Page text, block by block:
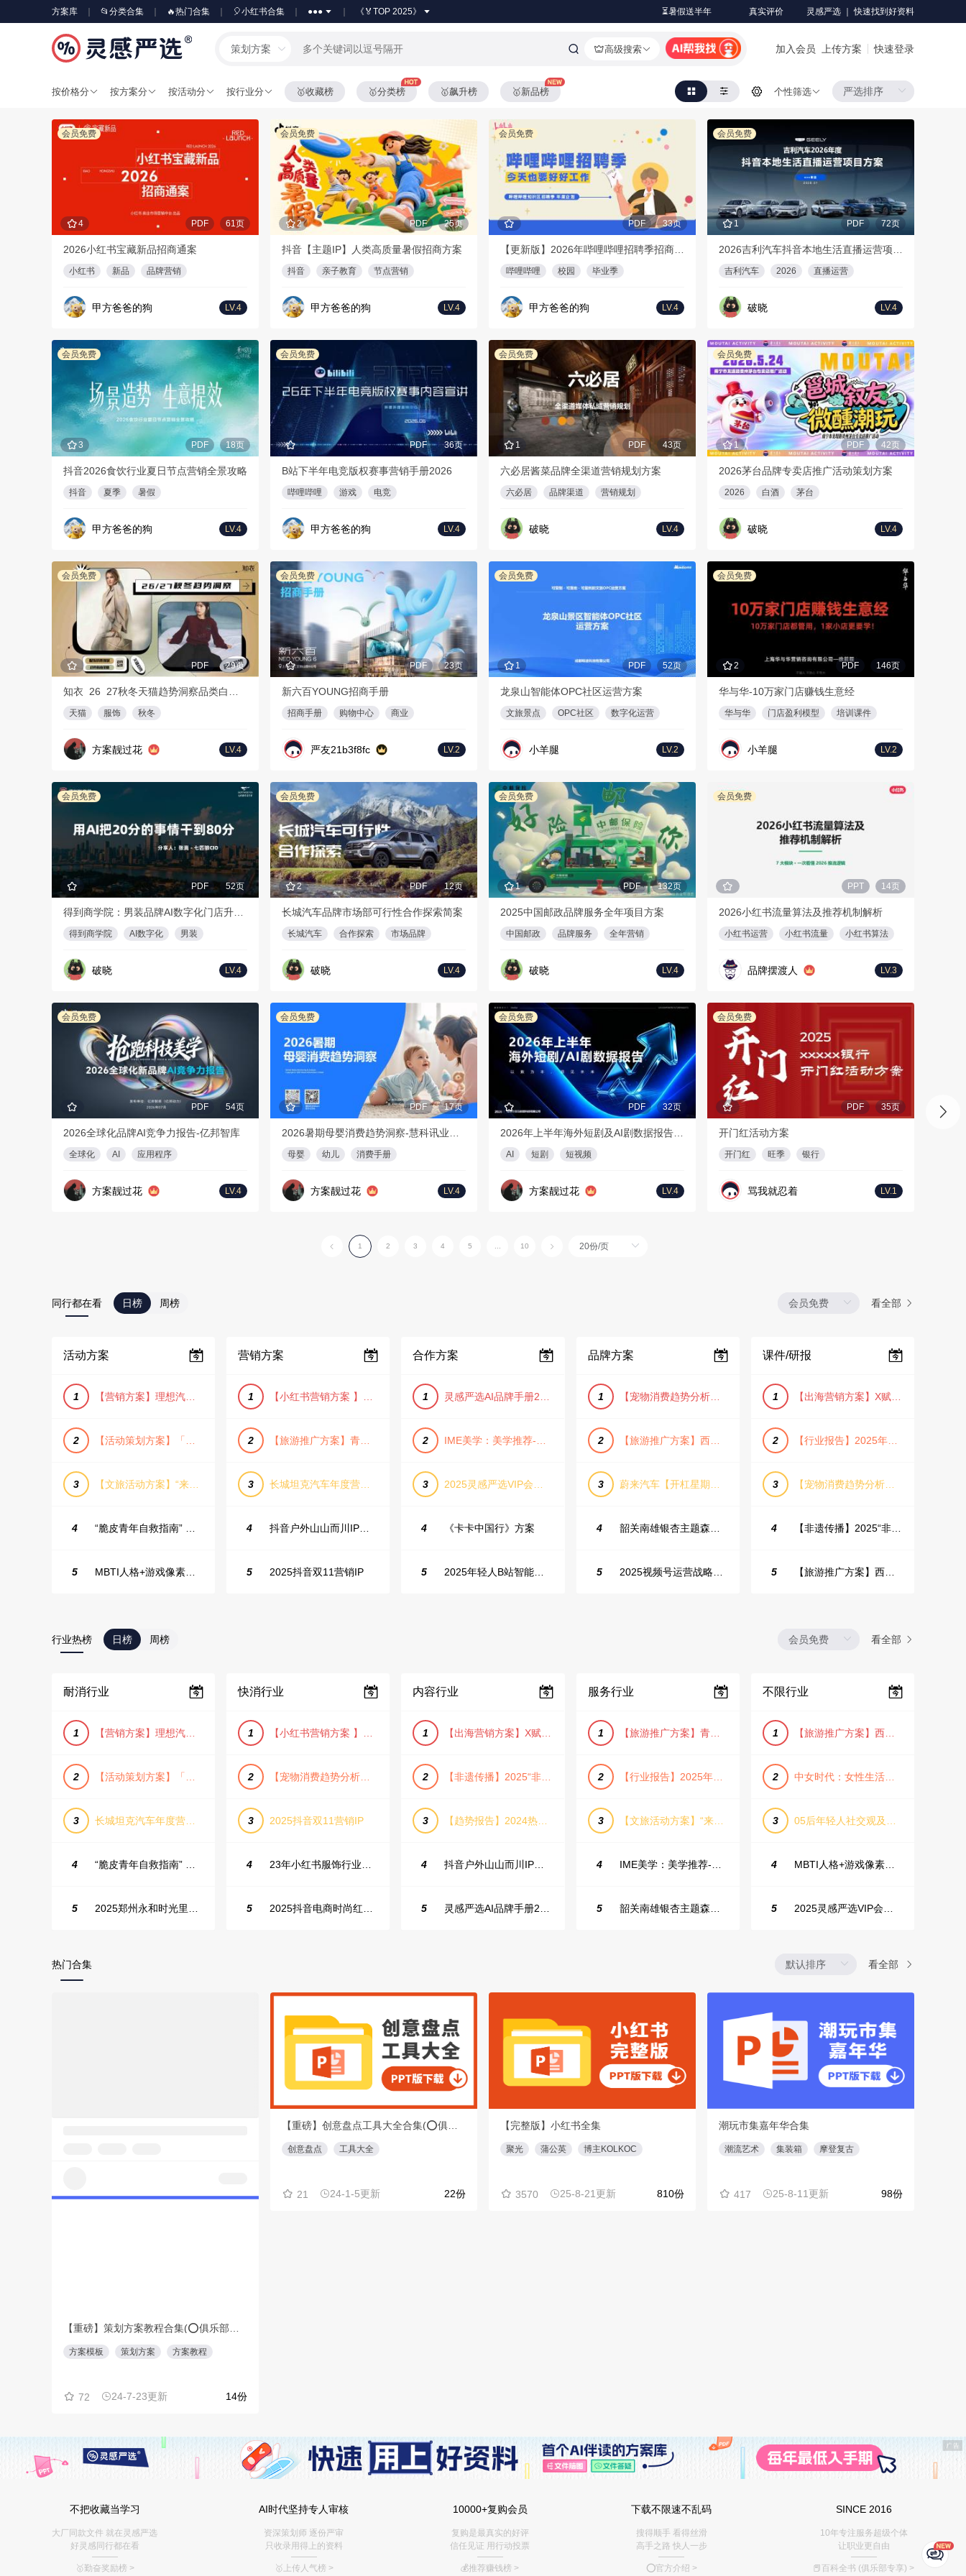
方案库 📂分类合集 🔥热门合集 🎈小红书合集 ●●● 《🏅TOP 2025》 ⏳暑假送半年 真实评价 灵感严选 ｜ 快速找到好资料
策划方案 高级搜索 加入会员 上传方案 快速登录
按价格分 按方案分 按活动分 按行业分 🥇收藏榜 🥇分类榜 🥇飙升榜 🥇新品榜 个性筛选
会员免费
4 PDF 61页
2026小红书宝藏新品招商通案
小红书 新品 品牌营销
甲方爸爸的狗 LV.4
会员免费
2 PDF 25页
抖音【主题IP】人类高质量暑假招商方案
抖音 亲子教育 节点营销
甲方爸爸的狗 LV.4
会员免费
PDF 33页
【更新版】2026年哔哩哔哩招聘季招商通案
哔哩哔哩 校园 毕业季
甲方爸爸的狗 LV.4
会员免费
1 PDF 72页
2026吉利汽车抖音本地生活直播运营项目方案
吉利汽车 2026 直播运营
破晓 LV.4
会员免费
3 PDF 18页
抖音2026食饮行业夏日节点营销全景攻略
抖音 夏季 暑假
甲方爸爸的狗 LV.4
会员免费
PDF 36页
B站下半年电竞版权赛事营销手册2026
哔哩哔哩 游戏 电竞
甲方爸爸的狗 LV.4
会员免费
1 PDF 43页
六必居酱菜品牌全渠道营销规划方案
六必居 品牌渠道 营销规划
破晓 LV.4
会员免费
1 PDF 42页
2026茅台品牌专卖店推广活动策划方案
2026 白酒 茅台
破晓 LV.4
会员免费
PDF 29页
天猫 服饰 秋冬
方案靓过花 LV.4
会员免费
PDF 23页
新六百YOUNG招商手册
招商手册 购物中心 商业
严友21b3f8fc LV.2
会员免费
1 PDF 52页
龙泉山智能体OPC社区运营方案
文旅景点 OPC社区 数字化运营
小羊腿 LV.2
会员免费
2 PDF 146页
华与华-10万家门店赚钱生意经
华与华 门店盈利模型 培训课件
小羊腿 LV.2
会员免费
PDF 52页
得到商学院 AI数字化 男装
破晓 LV.4
会员免费
2 PDF 12页
长城汽车品牌市场部可行性合作探索简案
长城汽车 合作探索 市场品牌
破晓 LV.4
会员免费
1 PDF 132页
2025中国邮政品牌服务全年项目方案
中国邮政 品牌服务 全年营销
破晓 LV.4
会员免费
PPT 14页
2026小红书流量算法及推荐机制解析
小红书运营 小红书流量 小红书算法
品牌摆渡人 LV.3
会员免费
PDF 54页
2026全球化品牌AI竞争力报告-亿邦智库
全球化 AI 应用程序
方案靓过花 LV.4
会员免费
PDF 17页
2026暑期母婴消费趋势洞察-慧科讯业Wisers
母婴 幼儿 消费手册
方案靓过花 LV.4
会员免费
PDF 32页
2026年上半年海外短剧及AI剧数据报告-DataEye
AI 短剧 短视频
方案靓过花 LV.4
会员免费
PDF 35页
开门红活动方案
开门红 旺季 银行
骂我就忍着 LV.1
1 2 3 4 5 ... 10
同行都在看 日榜 周榜 看全部
活动方案
1 【营销方案】理想汽车车主露营户外旅行保客活动策划方案
2 【活动策划方案】「团圆盛景」趣味中秋游园会活动策划方案
3 【文旅活动方案】“来和月亮撞个满怀”文旅景区中秋露营音乐会团建拓展方案
4 “脆皮青年自救指南” 五一城市解压生活节活动策划案
5 MBTI人格+游戏像素风主题企业年会
营销方案
1 【小红书营销方案 】2025小红书节日大促节点大促IP营销方案
2 【旅游推广方案】青岛城市活力与山海魅力旅游推广方案（PPT格式）
3 长城坦克汽车年度营销活动方案
4 抖音户外山山而川IP整合营销方案
5 2025抖音双11营销IP
合作方案
1 灵感严选AI品牌手册2025_9.0（下载原件更清晰）
2 IME美学：美学推荐-飞猪旅行春节营销通案
3 2025灵感严选VIP会员手册【向团队介绍/采购报销用】
4 《卡卡中国行》方案
5 2025年轻人B站智能生活家趋势报告
品牌方案
1 【宠物消费趋势分析方案】2025年宠物市场消费报告（创意风/橙色风/数据驱动）
2 【旅游推广方案】西安城市旅游介绍PPT（古风/文化/历史）
3 蔚来汽车【开杠星期三】栏目brief
4 韶关南雄银杏主题森林公园总体设计概念规划方案
5 2025视频号运营战略：数据驱动增长全景指南
课件/研报
1 【出海营销方案】X赋能全球决策链成就中国科技品牌2025年营销方案（PDF格式）
2 【行业报告】2025年Q1证券行业薪酬趋势分析
3 【宠物消费趋势分析方案】2025年宠物市场消费报告（创意风/橙色风/数据驱动）
4 【非遗传播】2025“非遗融入现代生活”互联网平台助力非遗传播与消费专题报告（PDF格式）
5 【旅游推广方案】西安城市旅游介绍PPT（古风/文化/历史）
行业热榜 日榜 周榜 看全部
耐消行业
1 【营销方案】理想汽车车主露营户外旅行保客活动策划方案
2 【活动策划方案】「团圆盛景」趣味中秋游园会活动策划方案
3 长城坦克汽车年度营销活动方案
4 “脆皮青年自救指南” 五一城市解压生活节活动策划案
5 2025郑州永和时光里高校街舞大赛活动策划方案
快消行业
1 【小红书营销方案 】2025小红书节日大促节点大促IP营销方案
2 【宠物消费趋势分析方案】2025年宠物市场消费报告（创意风/橙色风/数据驱动）
3 2025抖音双11营销IP
4 23年小红书服饰行业蒲公英投放指南
5 2025抖音电商时尚红人之书
内容行业
1 【出海营销方案】X赋能全球决策链成就中国科技品牌2025年营销方案（PDF格式）
2 【非遗传播】2025“非遗融入现代生活”互联网平台助力非遗传播与消费专题报告（PDF格式）
3 【趋势报告】2024热议话题人群新趋势分析
4 抖音户外山山而川IP整合营销方案
5 灵感严选AI品牌手册2025_9.0（下载原件更清晰）
服务行业
1 【旅游推广方案】青岛城市活力与山海魅力旅游推广方案（PPT格式）
2 【行业报告】2025年Q1证券行业薪酬趋势分析
3 【文旅活动方案】“来和月亮撞个满怀”文旅景区中秋露营音乐会团建拓展方案
4 IME美学：美学推荐-飞猪旅行春节营销通案
5 韶关南雄银杏主题森林公园总体设计概念规划方案
不限行业
1 【旅游推广方案】西安城市旅游介绍PPT（古风/文化/历史）
2 中女时代：女性生活方式及消费洞察
3 05后年轻人社交观及行为研究2025
4 MBTI人格+游戏像素风主题企业年会
5 2025灵感严选VIP会员手册【向团队介绍/采购报销用】
热门合集 看全部
72 24-7-23更新 14份
创意盘点 工具大全
21 24-1-5更新 22份
【完整版】小红书全集
聚光 蒲公英 博主KOLKOC
3570 25-8-21更新 810份
潮玩市集嘉年华合集
潮流艺术 集装箱 摩登复古
417 25-8-11更新 98份
不把收藏当学习
大厂同款文件 就在灵感严选
好灵感同行都在看
———
🥇勤奋奖励榜 >
AI时代坚持专人审核
资深策划师 逐份严审
只收录用得上的资料
———
🥇上传人气榜 >
10000+复购会员
复购是最真实的好评
信任见证 用行动投票
———
💰推荐赚钱榜 >
下载不限速不乱码
搜得顺手 看得丝滑
高手之路 快人一步
———
⭕️官方介绍 >
SINCE 2016
10年专注服务超级个体
让职业更自由
———
📕百科全书 (俱乐部专享) >